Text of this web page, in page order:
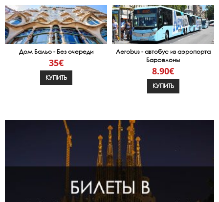
Дом Бальо - Без очереди
35€
КУПИТЬ
Aerobus - автобус из аэропорта
Барселоны
8.90€
КУПИТЬ